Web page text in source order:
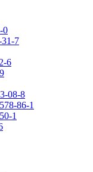
0
7
6
08-8
86-1
1